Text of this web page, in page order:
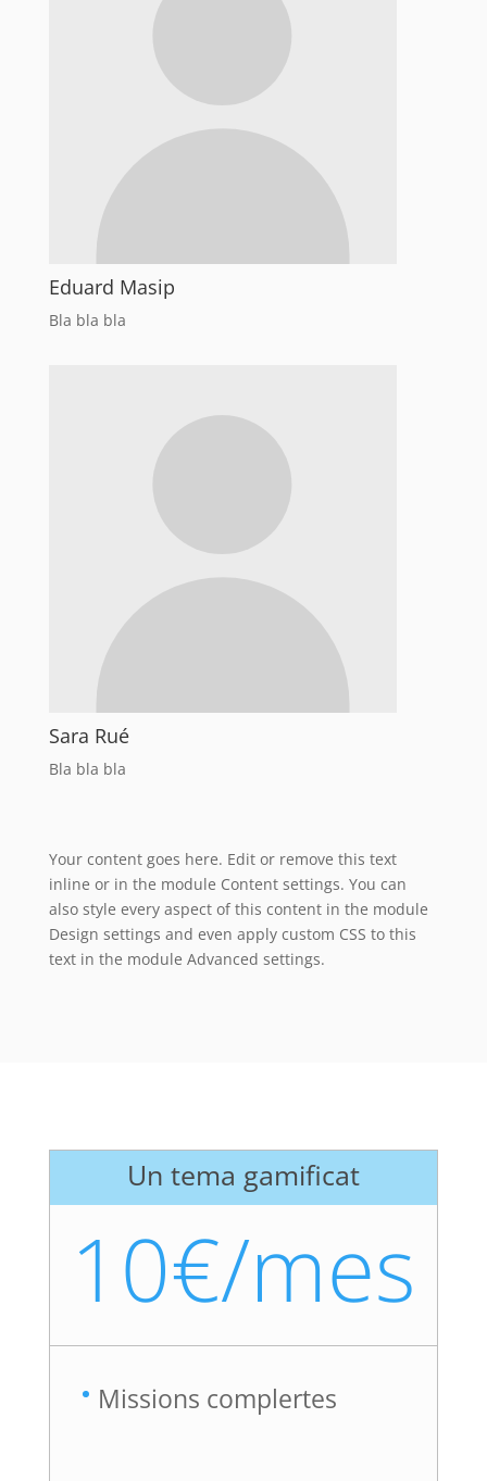
Eduard Masip
Bla bla bla
Sara Rué
Bla bla bla
Your content goes here. Edit or remove this text
inline or in the module Content settings. You can
also style every aspect of this content in the module
Design settings and even apply custom CSS to this
text in the module Advanced settings.
Un tema gamificat
10€/mes
Missions complertes